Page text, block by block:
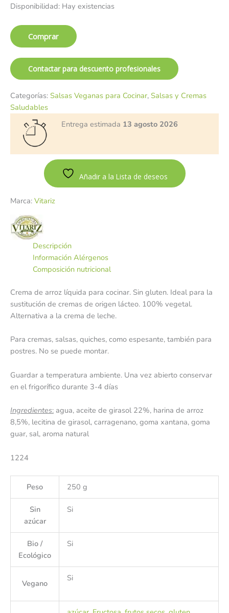
Disponibilidad: Hay existencias
Comprar
Contactar para descuento profesionales
Categorías: Salsas Veganas para Cocinar, Salsas y Cremas
Saludables
Entrega estimada 13 agosto 2026
Añadir a la Lista de deseos
Marca: Vitariz
Descripción
Información Alérgenos
Composición nutricional
Crema de arroz líquida para cocinar. Sin gluten. Ideal para la
sustitución de cremas de origen lácteo. 100% vegetal.
Alternativa a la crema de leche.
Para cremas, salsas, quiches, como espesante, también para
postres. No se puede montar.
Guardar a temperatura ambiente. Una vez abierto conservar
en el frigorífico durante 3-4 días
Ingredientes: agua, aceite de girasol 22%, harina de arroz
8,5%, lecitina de girasol, carragenano, goma xantana, goma
guar, sal, aroma natural
1224
Peso 250 g
Sin
azúcar
Si
Bio /
Ecológico
Si
Vegano
Si